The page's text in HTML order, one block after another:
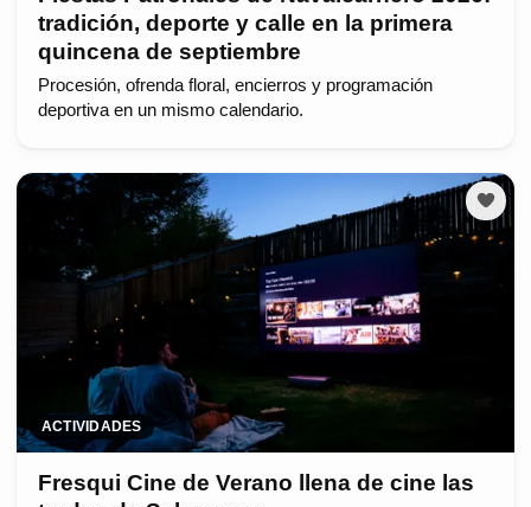
tradición, deporte y calle en la primera
quincena de septiembre
Procesión, ofrenda floral, encierros y programación
deportiva en un mismo calendario.
ACTIVIDADES
Fresqui Cine de Verano llena de cine las